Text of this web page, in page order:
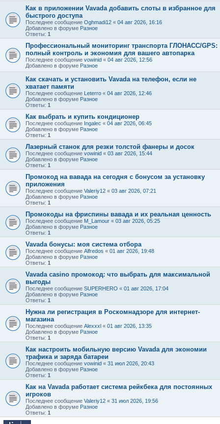
Как в приложении Vavada добавить слоты в избранное для
быстрого доступа
Последнее сообщение Oghmadi12 « 04 авг 2026, 16:16
Добавлено в форуме Разное
Ответы: 1
Профессиональный мониторинг транспорта ГЛОНАСС/GPS:
полный контроль и экономия для вашего автопарка
Последнее сообщение vowinid « 04 авг 2026, 12:56
Добавлено в форуме Разное
Как скачать и установить Vavada на телефон, если не
хватает памяти
Последнее сообщение Leterro « 04 авг 2026, 12:46
Добавлено в форуме Разное
Ответы: 1
Как выбрать и купить кондиционер
Последнее сообщение Ingalec « 04 авг 2026, 06:45
Добавлено в форуме Разное
Ответы: 1
Лазерный станок для резки толстой фанеры и досок
Последнее сообщение vowinid « 03 авг 2026, 15:44
Добавлено в форуме Разное
Ответы: 1
Промокод на вавада на сегодня с бонусом за установку
приложения
Последнее сообщение Valeriy12 « 03 авг 2026, 07:21
Добавлено в форуме Разное
Ответы: 1
Промокоды на фриспины вавада и их реальная ценность
Последнее сообщение M_Lamour « 03 авг 2026, 05:25
Добавлено в форуме Разное
Ответы: 1
Vavada бонусы: моя система отбора
Последнее сообщение Alfredos « 01 авг 2026, 19:48
Добавлено в форуме Разное
Ответы: 1
Vavada casino промокод: что выбрать для максимальной
выгоды
Последнее сообщение SUPERHERO « 01 авг 2026, 17:04
Добавлено в форуме Разное
Ответы: 1
Нужна ли регистрация в Роскомнадзоре для интернет-
магазина
Последнее сообщение Alexxxl « 01 авг 2026, 13:35
Добавлено в форуме Разное
Ответы: 1
Как настроить мобильную версию Vavada для экономии
трафика и заряда батареи
Последнее сообщение vowinid « 31 июл 2026, 20:43
Добавлено в форуме Разное
Ответы: 1
Как на Vavada работает система рейкбека для постоянных
игроков
Последнее сообщение Valeriy12 « 31 июл 2026, 19:56
Добавлено в форуме Разное
Ответы: 1